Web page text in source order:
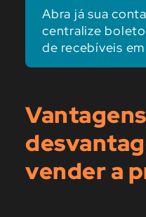
Abra já sua
centralize
de recebíveis
vender a